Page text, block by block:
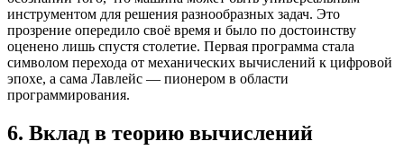
инструментом для решения разнообразных задач. Это
прозрение опередило своё время и было по достоинству
оценено лишь спустя столетие. Первая программа стала
символом перехода от механических вычислений к цифровой
эпохе, а сама Лавлейс — пионером в области
программирования.
6. Вклад в теорию вычислений